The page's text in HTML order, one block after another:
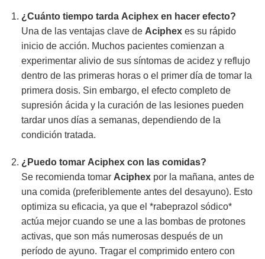
¿Cuánto tiempo tarda Aciphexen hacer efecto?
Una de las ventajas clave de Aciphexes su rápido
inicio de acción. Muchos pacientes comienzan a
experimentar alivio de sus síntomas de acidez y reflujo
dentro de las primeras horas o el primer día de tomar la
primera dosis. Sin embargo, el efecto completo de
supresión ácida y la curación de las lesiones pueden
tardar unos días a semanas, dependiendo de la
condición tratada.
¿Puedo tomar Aciphexcon las comidas?
Se recomienda tomar Aciphexpor la mañana, antes de
una comida (preferiblemente antes del desayuno). Esto
optimiza su eficacia, ya que el *rabeprazol sódico*
actúa mejor cuando se une a las bombas de protones
activas, que son más numerosas después de un
período de ayuno. Tragar el comprimido entero con